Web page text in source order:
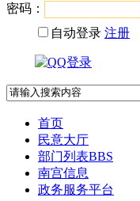
密码：
自动登录 注册
首页
民意大厅
部门列表BBS
南宫信息
政务服务平台